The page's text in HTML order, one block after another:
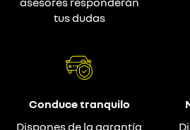
tus dudas
Conduce tranquilo
Dispones de la garantía